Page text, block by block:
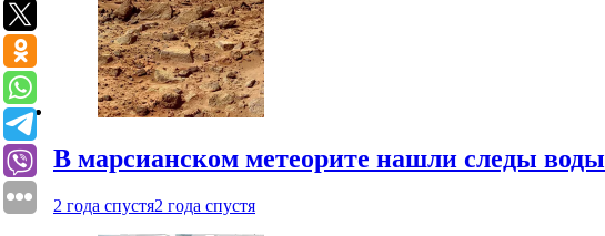
В марсианском метеорите нашли следы воды
2 года спустя2 года спустя